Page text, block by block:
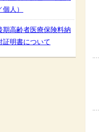
個人）
期高齢者医療保険料納
証明書について